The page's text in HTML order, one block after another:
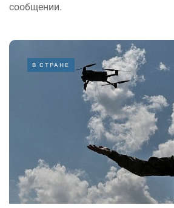
сообщении.
В СТРАНЕ